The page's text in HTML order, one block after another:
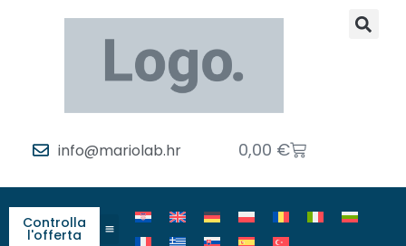
info@mariolab.hr 0,00 €
Controlla
l'offerta